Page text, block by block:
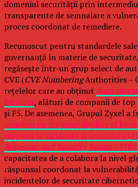
domeniul securității prin
transparente de semnalare a
proces coordonat de remediere.
Recunoscut pentru standardele
guvernanță în materie de
regăsește într-un grup select de
CVE (CVE NumberingAuthorities –
rețelelor care au obținut două
furnizor, alături de companii de top
și F5. De asemenea, Grupul Zyxel a
membru cu drepturi depline al
răspuns la incidente și securitate (
Response and Security Teams –
capacitatea de a colabora la nivel
răspunsul coordonat la
incidentelor de securitate